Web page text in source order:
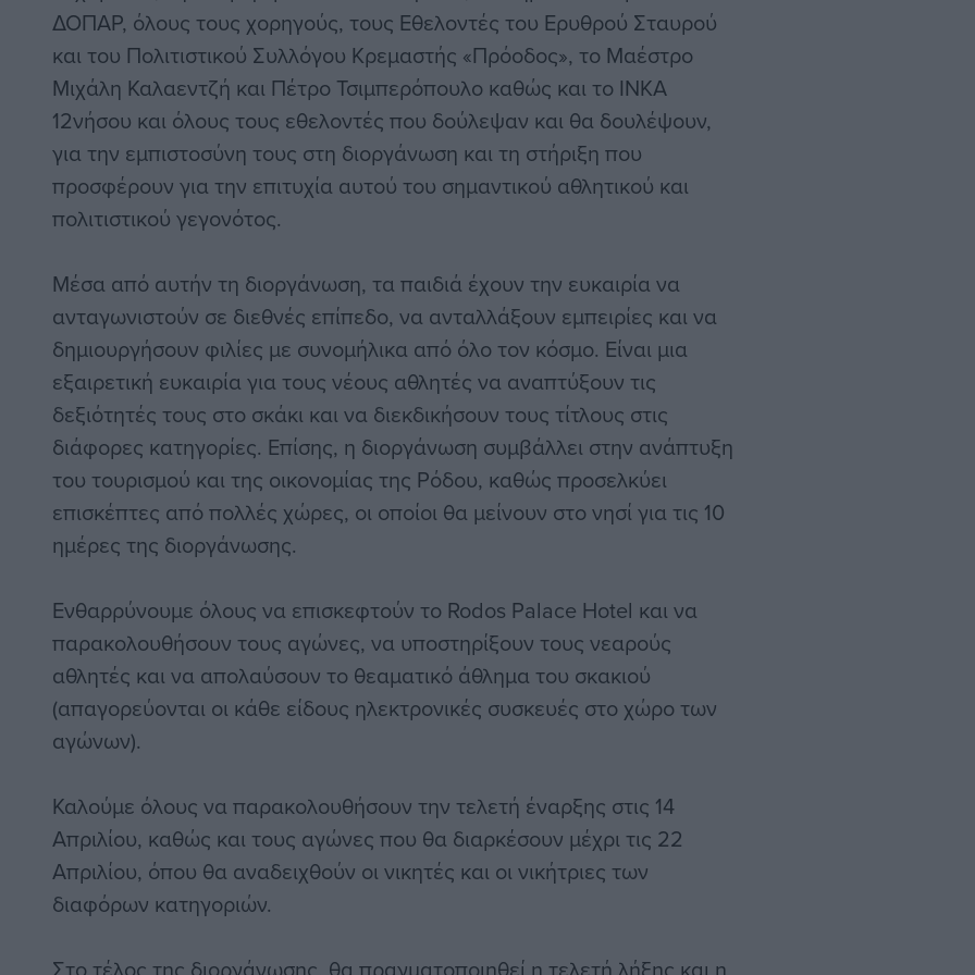
ΔΟΠΑΡ, όλους τους χορηγούς, τους Εθελοντές του Ερυθρού Σταυρού
και του Πολιτιστικού Συλλόγου Κρεμαστής «Πρόοδος», το Μαέστρο
Μιχάλη Καλαεντζή και Πέτρο Τσιμπερόπουλο καθώς και το ΙΝΚΑ
12νήσου και όλους τους εθελοντές που δούλεψαν και θα δουλέψουν,
για την εμπιστοσύνη τους στη διοργάνωση και τη στήριξη που
προσφέρουν για την επιτυχία αυτού του σημαντικού αθλητικού και
πολιτιστικού γεγονότος.
Μέσα από αυτήν τη διοργάνωση, τα παιδιά έχουν την ευκαιρία να
ανταγωνιστούν σε διεθνές επίπεδο, να ανταλλάξουν εμπειρίες και να
δημιουργήσουν φιλίες με συνομήλικα από όλο τον κόσμο. Είναι μια
εξαιρετική ευκαιρία για τους νέους αθλητές να αναπτύξουν τις
δεξιότητές τους στο σκάκι και να διεκδικήσουν τους τίτλους στις
διάφορες κατηγορίες. Επίσης, η διοργάνωση συμβάλλει στην ανάπτυξη
του τουρισμού και της οικονομίας της Ρόδου, καθώς προσελκύει
επισκέπτες από πολλές χώρες, οι οποίοι θα μείνουν στο νησί για τις 10
ημέρες της διοργάνωσης.
Ενθαρρύνουμε όλους να επισκεφτούν το Rodos Palace Hotel και να
παρακολουθήσουν τους αγώνες, να υποστηρίξουν τους νεαρούς
αθλητές και να απολαύσουν το θεαματικό άθλημα του σκακιού
(απαγορεύονται οι κάθε είδους ηλεκτρονικές συσκευές στο χώρο των
αγώνων).
Καλούμε όλους να παρακολουθήσουν την τελετή έναρξης στις 14
Απριλίου, καθώς και τους αγώνες που θα διαρκέσουν μέχρι τις 22
Απριλίου, όπου θα αναδειχθούν οι νικητές και οι νικήτριες των
διαφόρων κατηγοριών.